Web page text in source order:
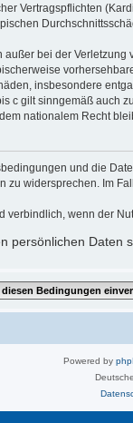
Vertragspflichten
bei der
insbesondere
c gilt sinngemäß auch
nationalem Recht
und die
zu widersprechen. Im
verbindlich, wenn der
persönlichen Daten
Powered by